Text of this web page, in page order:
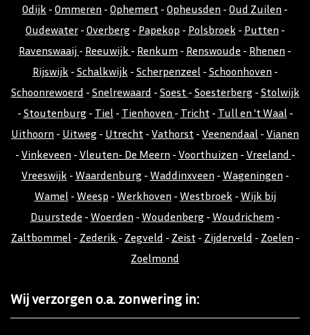
Odijk - Ommeren - Ophemert - Opheusden - Oud Zuilen -
Oudewater- Overberg - Papekop - Polsbroek - Putten -
Ravenswaaij - Reeuwijk - Renkum - Renswoude - Rhenen -
Rijswijk - Schalkwijk - Scherpenzeel - Schoonhoven -
Schoonrewoerd - Snelrewaard - Soest - Soesterberg - Stolwijk
- Stoutenburg - Tiel - Tienhoven - Tricht- Tull en 't Waal -
Uithoorn - Uitweg - Utrecht - Vathorst - Veenendaal - Vianen
- Vinkeveen - Vleuten- De Meern - Voorthuizen - Vreeland -
Vreeswijk - Waardenburg - Waddinxveen - Wageningen -
Wamel - Weesp - Werkhoven - Westbroek - Wijk bij
Duurstede - Woerden - Woudenberg - Woudrichem -
Zaltbommel - Zederik - Zegveld - Zeist- Zijderveld - Zoelen -
Zoelmond
Wij verzorgen o.a. zonwering in: